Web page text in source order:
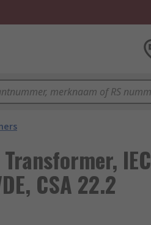
IEC
CSA 22.2